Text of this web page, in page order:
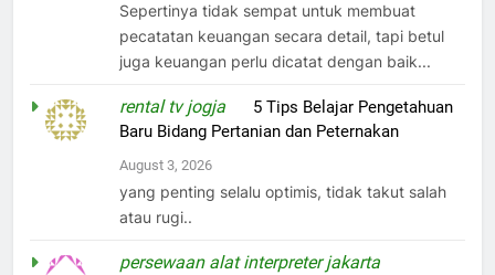
Sepertinya tidak sempat untuk membuat
pecatatan keuangan secara detail, tapi betul
juga keuangan perlu dicatat dengan baik...
rental tv jogja
5 Tips Belajar Pengetahuan
Baru Bidang Pertanian dan Peternakan
August 3, 2026
yang penting selalu optimis, tidak takut salah
atau rugi..
persewaan alat interpreter jakarta